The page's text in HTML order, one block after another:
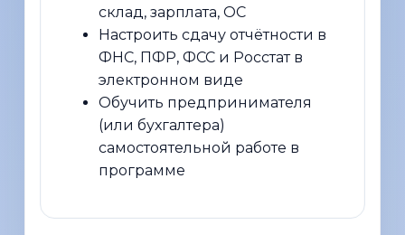
склад, зарплата, ОС
Настроить сдачу отчётности в
ФНС, ПФР, ФСС и Росстат в
электронном виде
Обучить предпринимателя
(или бухгалтера)
самостоятельной работе в
программе